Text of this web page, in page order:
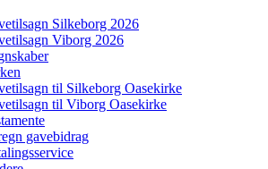
Silkeborg 2026
Viborg 2026
til Silkeborg Oasekirke
til Viborg Oasekirke
gavebidrag